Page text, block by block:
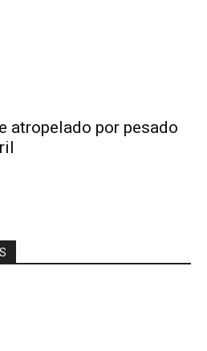
atropelado por pesado